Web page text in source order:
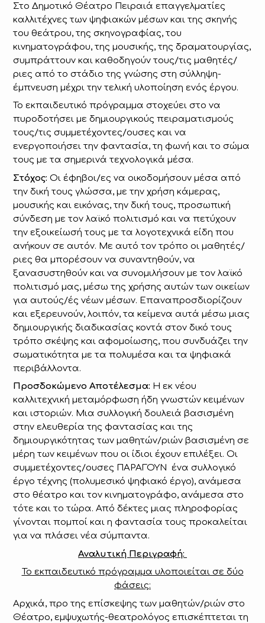
Στο Δημοτικό Θέατρο Πειραιά επαγγελματίες
καλλιτέχνες των ψηφιακών μέσων και της σκηνής
του θεάτρου, της σκηνογραφίας, του
κινηματογράφου, της μουσικής, της δραματουργίας,
συμπράττουν και καθοδηγούν τους/τις μαθητές/
ριες από το στάδιο της γνώσης στη σύλληψη-
έμπνευση μέχρι την τελική υλοποίηση ενός έργου.
Το εκπαιδευτικό πρόγραμμα στοχεύει στο να
πυροδοτήσει με δημιουργικούς πειραματισμούς
τους/τις συμμετέχοντες/ουσες και να
ενεργοποιήσει την φαντασία, τη φωνή και το σώμα
τους με τα σημερινά τεχνολογικά μέσα.
Στόχος: Οι έφηβοι/ες να οικοδομήσουν μέσα από
την δική τους γλώσσα, με την χρήση κάμερας,
μουσικής και εικόνας, την δική τους, προσωπική
σύνδεση με τον λαϊκό πολιτισμό και να πετύχουν
την εξοικείωσή τους με τα λογοτεχνικά είδη που
ανήκουν σε αυτόν. Με αυτό τον τρόπο οι μαθητές/
ριες θα μπορέσουν να συναντηθούν, να
ξανασυστηθούν και να συνομιλήσουν με τον λαϊκό
πολιτισμό μας, μέσω της χρήσης αυτών των οικείων
για αυτούς/ές νέων μέσων. Επαναπροσδιορίζουν
και εξερευνούν, λοιπόν, τα κείμενα αυτά μέσω μιας
δημιουργικής διαδικασίας κοντά στον δικό τους
τρόπο σκέψης και αφομοίωσης, που συνδυάζει την
σωματικότητα με τα πολυμέσα και τα ψηφιακά
περιβάλλοντα.
Προσδοκώμενο Αποτέλεσμα: Η εκ νέου
καλλιτεχνική μεταμόρφωση ήδη γνωστών κειμένων
και ιστοριών. Μια συλλογική δουλειά βασισμένη
στην ελευθερία της φαντασίας και της
δημιουργικότητας των μαθητών/ριών βασισμένη σε
μέρη των κειμένων που οι ίδιοι έχουν επιλέξει. Οι
συμμετέχοντες/ουσες ΠΑΡΑΓΟΥΝ ένα συλλογικό
έργο τέχνης (πολυμεσικό ψηφιακό έργο), ανάμεσα
στο θέατρο και τον κινηματογράφο, ανάμεσα στο
τότε και το τώρα. Από δέκτες μιας πληροφορίας
γίνονται πομποί και η φαντασία τους προκαλείται
για να πλάσει νέα σύμπαντα.
Αναλυτική Περιγραφή:
Το εκπαιδευτικό πρόγραμμα υλοποιείται σε δύο
φάσεις:
Αρχικά, προ της επίσκεψης των μαθητών/ριών στο
Θέατρο, εμψυχωτής-θεατρολόγος επισκέπτεται τη